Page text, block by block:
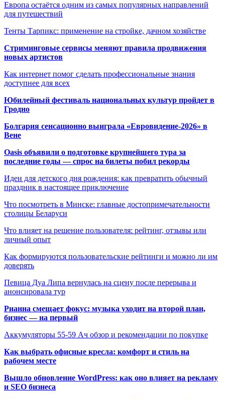
Европа остаётся одним из самых популярных направлений
для путешествий
Тенты Тарпикс: применение на стройке, дачном хозяйстве
Стриминговые сервисы меняют правила продвижения
новых артистов
Как интернет помог сделать профессиональные знания
доступнее для всех
Юбилейный фестиваль национальных культур пройдет в
Гродно
Болгария сенсационно выиграла «Евровидение-2026» в
Вене
Oasis объявили о подготовке крупнейшего тура за
последние годы — спрос на билеты побил рекорды
Идеи для детского дня рождения: как превратить обычный
праздник в настоящее приключение
Что посмотреть в Минске: главные достопримечательности
столицы Беларуси
Что влияет на решение пользователя: рейтинг, отзывы или
личный опыт
Как формируются пользовательские рейтинги и можно ли им
доверять
Певица Дуа Липа вернулась на сцену после перерыва и
анонсировала тур
Рианна смещает фокус: музыка уходит на второй план,
бизнес — на первый
Аккумуляторы 55-59 Ач обзор и рекомендации по покупке
Как выбрать офисные кресла: комфорт и стиль на
рабочем месте
Вышло обновление WordPress: как оно влияет на рекламу
и SEO бизнеса